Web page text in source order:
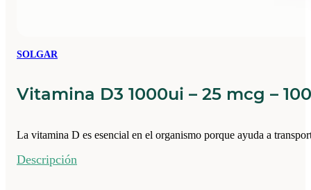
SOLGAR
Vitamina D3 1000ui – 25 mcg –
La vitamina D es esencial en el organismo porque ayuda a
Descripción